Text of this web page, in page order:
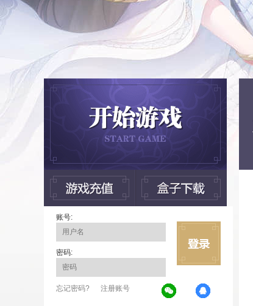
账号:
密码:
忘记密码? 注册账号